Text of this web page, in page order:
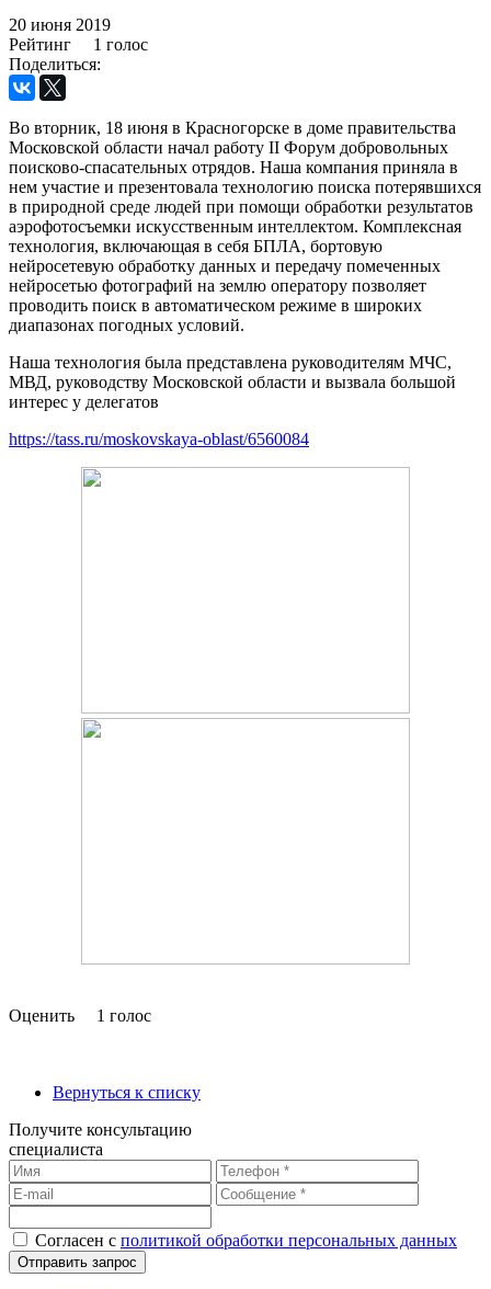
20 июня 2019
Рейтинг
1 голос
Поделиться:
Во вторник, 18 июня в Красногорске в доме правительства
Московской области начал работу II Форум добровольных
поисково-спасательных отрядов. Наша компания приняла в
нем участие и презентовала технологию поиска потерявшихся
в природной среде людей при помощи обработки результатов
аэрофотосъемки искусственным интеллектом. Комплексная
технология, включающая в себя БПЛА, бортовую
нейросетевую обработку данных и передачу помеченных
нейросетью фотографий на землю оператору позволяет
проводить поиск в автоматическом режиме в широких
диапазонах погодных условий.
Наша технология была представлена руководителям МЧС,
МВД, руководству Московской области и вызвала большой
интерес у делегатов
https://tass.ru/moskovskaya-oblast/6560084
Оценить 1 голос
Вернуться к списку
Получите консультацию
специалиста
Согласен с политикой обработки персональных данных